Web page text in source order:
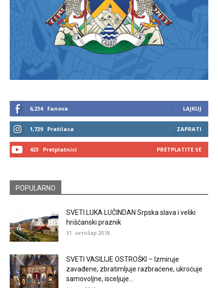
6,234 Fanova LAJKUJ
1,729 Pratilaca ZAPRATI
423 Pretplatnici PRETPLATITE SE
POPULARNO
SVETI LUKA LUČINDAN Srpska slava i veliki
hrišćanski praznik
31. октобар 2018.
SVETI VASILIJE OSTROŠKI – Izmiruje
zavađene, zbratimljuje razbraćene, ukroćuje
samovoljne, isceljuje...